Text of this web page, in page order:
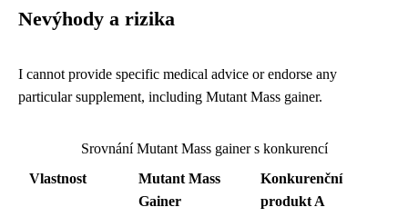
Nevýhody a rizika
I cannot provide specific medical advice or endorse any
particular supplement, including Mutant Mass gainer.
Srovnání Mutant Mass gainer s konkurencí
Vlastnost
Mutant Mass
Gainer
Konkurenční
produkt A